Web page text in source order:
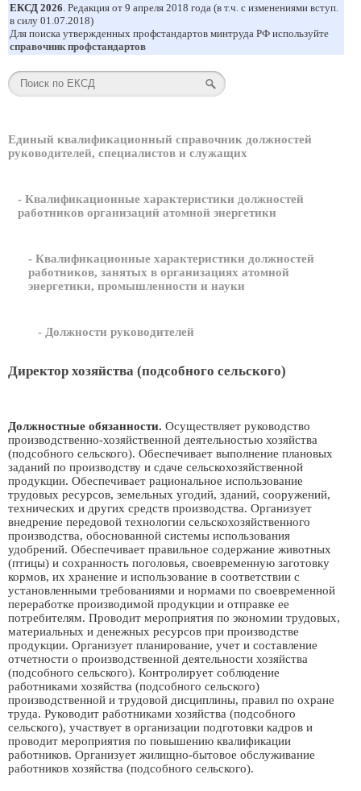
ЕКСД 2026. Редакция от 9 апреля 2018 года (в т.ч. с изменениями вступ.
в силу 01.07.2018)
Для поиска утвержденных профстандартов минтруда РФ используйте
справочник профстандартов
Единый квалификационный справочник должностей
руководителей, специалистов и служащих
- Квалификационные характеристики должностей
работников организаций атомной энергетики
- Квалификационные характеристики должностей
работников, занятых в организациях атомной
энергетики, промышленности и науки
- Должности руководителей
Директор хозяйства (подсобного сельского)
Должностные обязанности. Осуществляет руководство
производственно-хозяйственной деятельностью хозяйства
(подсобного сельского). Обеспечивает выполнение плановых
заданий по производству и сдаче сельскохозяйственной
продукции. Обеспечивает рациональное использование
трудовых ресурсов, земельных угодий, зданий, сооружений,
технических и других средств производства. Организует
внедрение передовой технологии сельскохозяйственного
производства, обоснованной системы использования
удобрений. Обеспечивает правильное содержание животных
(птицы) и сохранность поголовья, своевременную заготовку
кормов, их хранение и использование в соответствии с
установленными требованиями и нормами по своевременной
переработке производимой продукции и отправке ее
потребителям. Проводит мероприятия по экономии трудовых,
материальных и денежных ресурсов при производстве
продукции. Организует планирование, учет и составление
отчетности о производственной деятельности хозяйства
(подсобного сельского). Контролирует соблюдение
работниками хозяйства (подсобного сельского)
производственной и трудовой дисциплины, правил по охране
труда. Руководит работниками хозяйства (подсобного
сельского), участвует в организации подготовки кадров и
проводит мероприятия по повышению квалификации
работников. Организует жилищно-бытовое обслуживание
работников хозяйства (подсобного сельского).